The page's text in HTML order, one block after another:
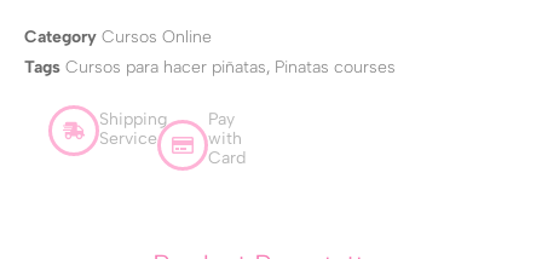
Category Cursos Online
Tags Cursos para hacer piñatas, Pinatas courses
Shipping
Service
Pay
with
Card